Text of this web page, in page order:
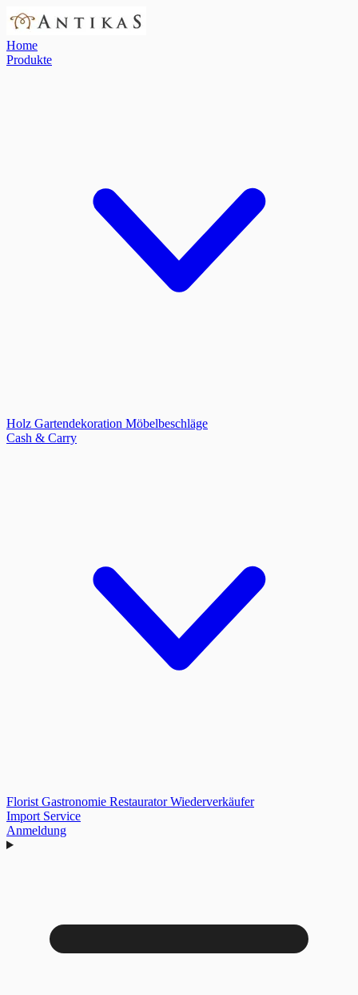
Home
Produkte
Holz Gartendekoration Möbelbeschläge
Cash & Carry
Florist Gastronomie RestauratorWiederverkäufer
Import Service
Anmeldung